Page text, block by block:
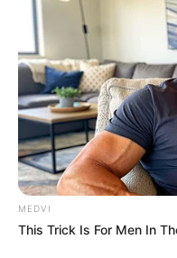
MEDVI
This Trick Is For Men In